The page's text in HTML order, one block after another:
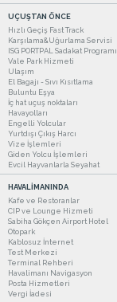
UÇUŞTAN ÖNCE
Hızlı Geçiş Fast Track
Karşılama&Uğurlama Servisi
ISG PORTPAL Sadakat Programı
Vale Park Hizmeti
Ulaşım
El Bagajı - Sıvı Kısıtlama
Buluntu Eşya
İç hat uçuş noktaları
Havayolları
Engelli Yolcular
Yurtdışı Çıkış Harcı
Vize İşlemleri
Giden Yolcu İşlemleri
Evcil Hayvanlarla Seyahat
HAVALİMANINDA
Kafe ve Restoranlar
CIP ve Lounge Hizmeti
Sabiha Gökçen Airport Hotel
Otopark
Kablosuz İnternet
Test Merkezi
Terminal Rehberi
Havalimanı Navigasyon
Posta Hizmetleri
Vergi İadesi